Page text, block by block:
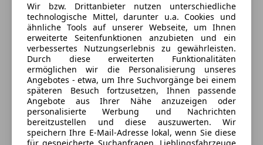
Sternebewertung 4.5 von 5
4,5 Sterne
(75% Weiterempfehlungen)
Anbieter auf AutoScout24 seit 2007
Gniebing 84,
8330 Feldbach, AT
Kontakt
Alle Fahrzeuge des Anbieters
Wir bzw. Drittanbieter nutzen unterschiedliche
technologische Mittel, darunter u.a. Cookies und
ähnliche Tools auf unserer Webseite, um Ihnen
erweiterte Seitenfunktionen anzubieten und ein
verbessertes Nutzungserlebnis zu gewährleisten.
Durch diese erweiterten Funktionalitäten
ermöglichen wir die Personalisierung unseres
Angebotes - etwa, um Ihre Suchvorgänge bei einem
späteren Besuch fortzusetzen, Ihnen passende
Angebote aus Ihrer Nähe anzuzeigen oder
personalisierte Werbung und Nachrichten
bereitzustellen und diese auszuwerten. Wir
speichern Ihre E-Mail-Adresse lokal, wenn Sie diese